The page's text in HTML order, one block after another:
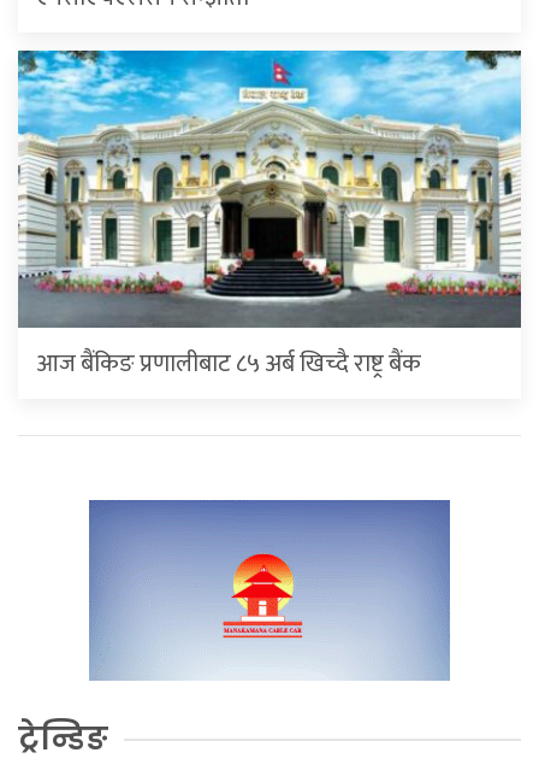
आज बैंकिङ प्रणालीबाट ८५ अर्ब खिच्दै राष्ट्र बैंक
ट्रेन्डिङ